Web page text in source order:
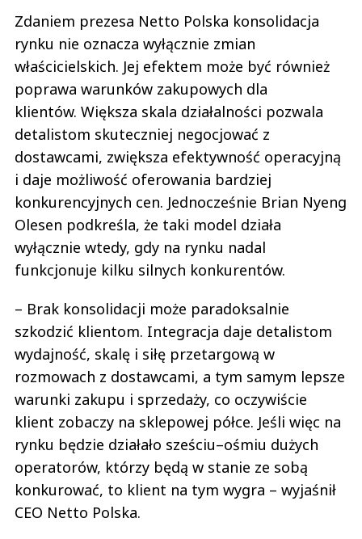
Zdaniem prezesa Netto Polska konsolidacja
rynku nie oznacza wyłącznie zmian
właścicielskich. Jej efektem może być również
poprawa warunków zakupowych dla
klientów. Większa skala działalności pozwala
detalistom skuteczniej negocjować z
dostawcami, zwiększa efektywność operacyjną
i daje możliwość oferowania bardziej
konkurencyjnych cen. Jednocześnie Brian Nyeng
Olesen podkreśla, że taki model działa
wyłącznie wtedy, gdy na rynku nadal
funkcjonuje kilku silnych konkurentów.
– Brak konsolidacji może paradoksalnie
szkodzić klientom. Integracja daje detalistom
wydajność, skalę i siłę przetargową w
rozmowach z dostawcami, a tym samym lepsze
warunki zakupu i sprzedaży, co oczywiście
klient zobaczy na sklepowej półce. Jeśli więc na
rynku będzie działało sześciu–ośmiu dużych
operatorów, którzy będą w stanie ze sobą
konkurować, to klient na tym wygra – wyjaśnił
CEO Netto Polska.